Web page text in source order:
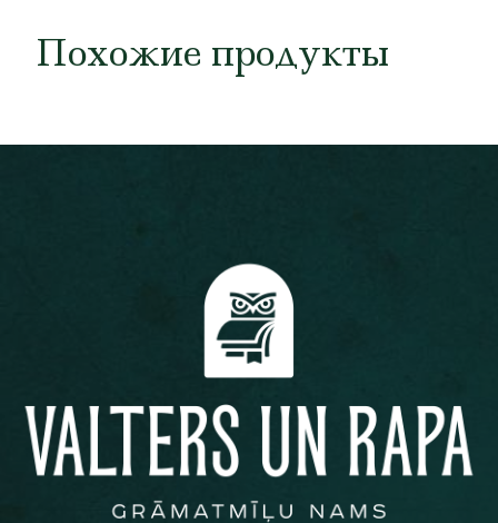
Похожие продукты